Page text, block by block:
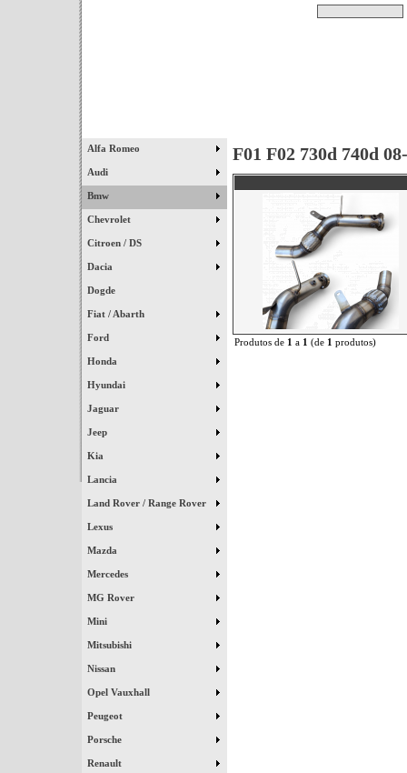
Alfa Romeo
Audi
Bmw
Chevrolet
Citroen / DS
Dacia
Dogde
Fiat / Abarth
Ford
Honda
Hyundai
Jaguar
Jeep
Kia
Lancia
Land Rover / Range Rover
Lexus
Mazda
Mercedes
MG Rover
Mini
Mitsubishi
Nissan
Opel Vauxhall
Peugeot
Porsche
Renault
F01 F02 730d 740d
Produtos de 1 a 1 (de 1 produtos)